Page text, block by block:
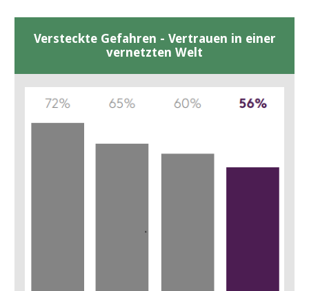
Versteckte Gefahren - Vertrauen in einer
vernetzten Welt